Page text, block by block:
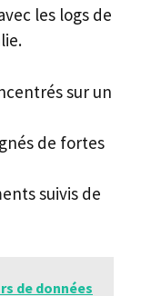
les logs de
sur un
de fortes
suivis de
de données